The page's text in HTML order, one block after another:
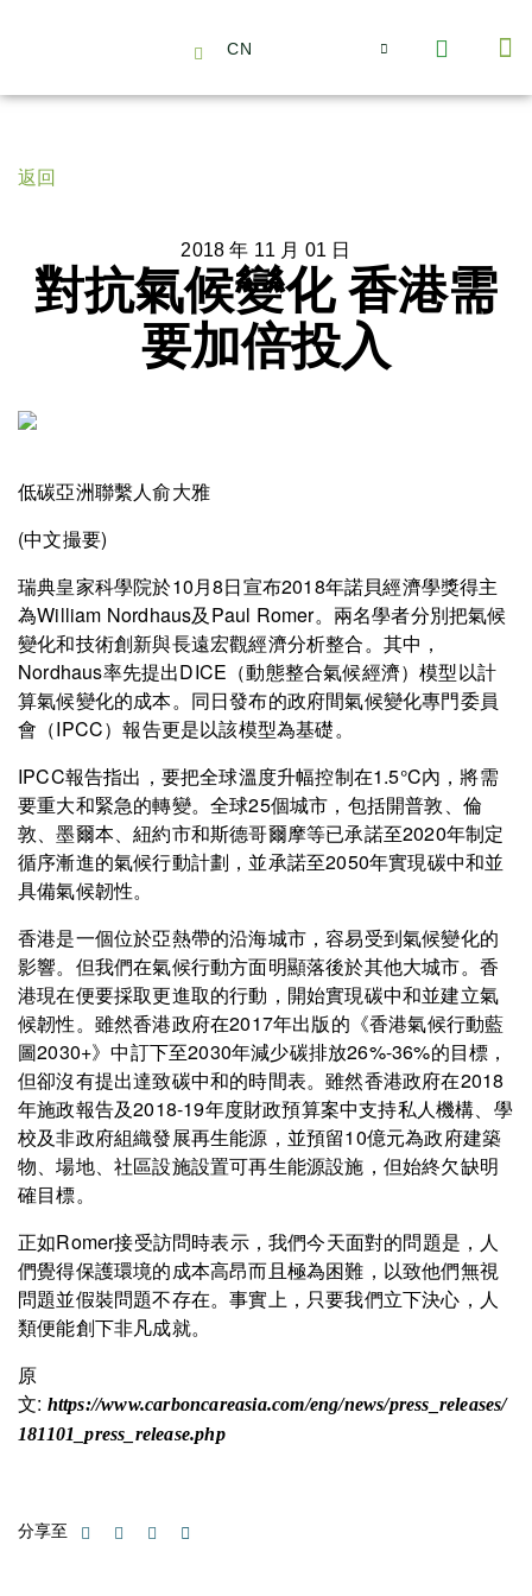
CN
返回
2018 年 11 月 01 日
對抗氣候變化 香港需
要加倍投入
低碳亞洲聯繫人俞大雅
(中文撮要)
瑞典皇家科學院於10月8日宣布2018年諾貝經濟學獎得主
為William Nordhaus及Paul Romer。兩名學者分別把氣候
變化和技術創新與長遠宏觀經濟分析整合。其中，
Nordhaus率先提出DICE（動態整合氣候經濟）模型以計
算氣候變化的成本。同日發布的政府間氣候變化專門委員
會（IPCC）報告更是以該模型為基礎。
IPCC報告指出，要把全球溫度升幅控制在1.5°C內，將需
要重大和緊急的轉變。全球25個城市，包括開普敦、倫
敦、墨爾本、紐約市和斯德哥爾摩等已承諾至2020年制定
循序漸進的氣候行動計劃，並承諾至2050年實現碳中和並
具備氣候韌性。
香港是一個位於亞熱帶的沿海城市，容易受到氣候變化的
影響。但我們在氣候行動方面明顯落後於其他大城市。香
港現在便要採取更進取的行動，開始實現碳中和並建立氣
候韌性。雖然香港政府在2017年出版的《香港氣候行動藍
圖2030+》中訂下至2030年減少碳排放26%-36%的目標，
但卻沒有提出達致碳中和的時間表。雖然香港政府在2018
年施政報告及2018-19年度財政預算案中支持私人機構、學
校及非政府組織發展再生能源，並預留10億元為政府建築
物、場地、社區設施設置可再生能源設施，但始終欠缺明
確目標。
正如Romer接受訪問時表示，我們今天面對的問題是，人
們覺得保護環境的成本高昂而且極為困難，以致他們無視
問題並假裝問題不存在。事實上，只要我們立下決心，人
類便能創下非凡成就。
原
文: https://www.carboncareasia.com/eng/news/press_releases/
181101_press_release.php
分享至